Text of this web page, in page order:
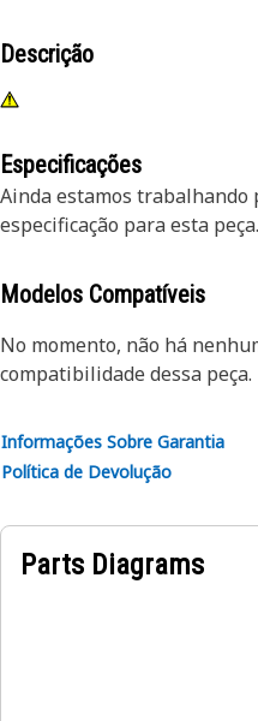
Descrição
Especificações
Ainda estamos trabalhando
especificação para esta peça.
Modelos Compatíveis
No momento, não há
compatibilidade dessa peça.
Informações Sobre Garantia
Política de Devolução
Parts Diagrams